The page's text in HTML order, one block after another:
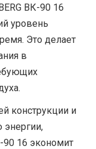
ВК-90 16
уровень
Это делает
в
конструкции и
90 16 экономит